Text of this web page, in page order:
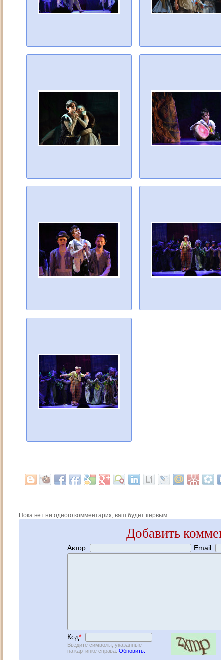
Пока нет ни одного комментария, ваш будет первым.
Добавить
Автор: Email:
Код*:
Введите символы, указанные
на картинке справа. Обновить.